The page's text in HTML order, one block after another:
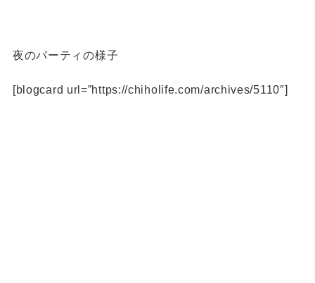
夜のパーティの様子
[blogcard url=”https://chiholife.com/archives/5110″]